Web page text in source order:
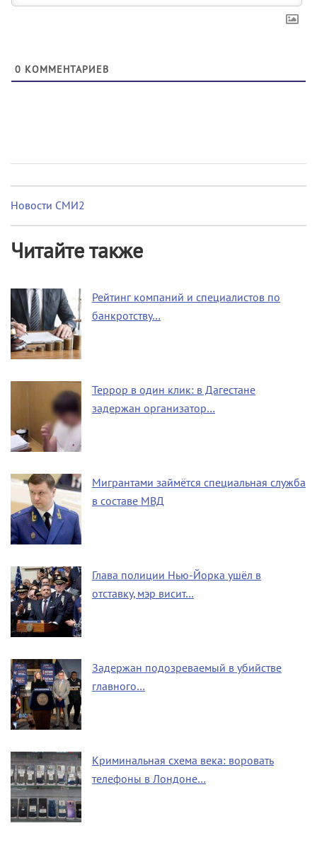
0 КОММЕНТАРИЕВ
Новости СМИ2
Читайте также
Рейтинг компаний и специалистов по
банкротству…
Террор в один клик: в Дагестане
задержан организатор…
Мигрантами займётся специальная служба
в составе МВД
Глава полиции Нью-Йорка ушёл в
отставку, мэр висит…
Задержан подозреваемый в убийстве
главного…
Криминальная схема века: воровать
телефоны в Лондоне…